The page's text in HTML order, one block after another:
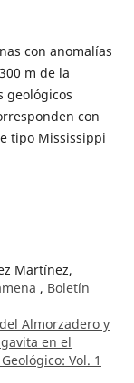
con anomalías
m de la
geológicos
con
tipo Mississippi
Martínez,
, Boletín
Almorzadero y
en el
Vol. 1